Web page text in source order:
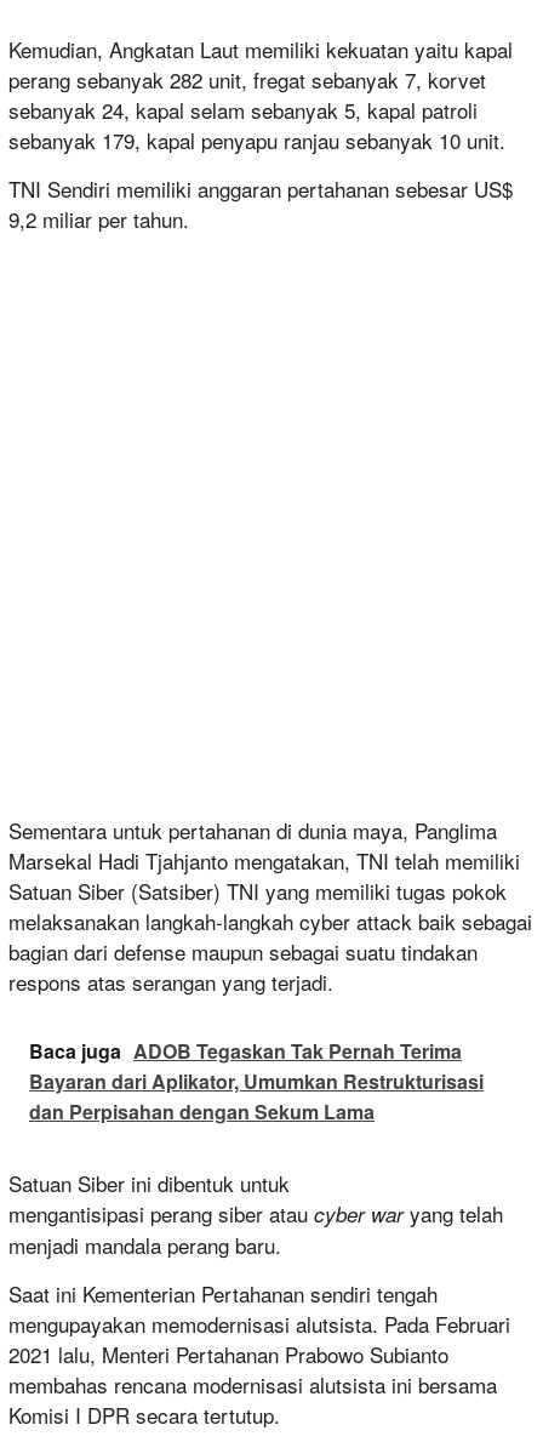
Kemudian, Angkatan Laut memiliki kekuatan yaitu kapal
perang sebanyak 282 unit, fregat sebanyak 7, korvet
sebanyak 24, kapal selam sebanyak 5, kapal patroli
sebanyak 179, kapal penyapu ranjau sebanyak 10 unit.
TNI Sendiri memiliki anggaran pertahanan sebesar US$
9,2 miliar per tahun.
Sementara untuk pertahanan di dunia maya, Panglima
Marsekal Hadi Tjahjanto mengatakan, TNI telah memiliki
Satuan Siber (Satsiber) TNI yang memiliki tugas pokok
melaksanakan langkah-langkah cyber attack baik sebagai
bagian dari defense maupun sebagai suatu tindakan
respons atas serangan yang terjadi.
Baca juga ADOB Tegaskan Tak Pernah Terima
Bayaran dari Aplikator, Umumkan Restrukturisasi
dan Perpisahan dengan Sekum Lama
Satuan Siber ini dibentuk untuk
mengantisipasi perang siber atau cyber waryang telah
menjadi mandala perang baru.
Saat ini Kementerian Pertahanan sendiri tengah
mengupayakan memodernisasi alutsista. Pada Februari
2021 lalu, Menteri Pertahanan Prabowo Subianto
membahas rencana modernisasi alutsista ini bersama
Komisi I DPR secara tertutup.